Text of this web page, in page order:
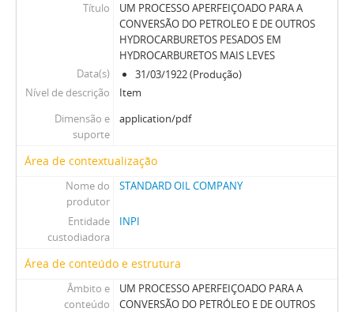
Título
UM PROCESSO APERFEIÇOADO PARA A
CONVERSÃO DO PETROLEO E DE OUTROS
HYDROCARBURETOS PESADOS EM
HYDROCARBURETOS MAIS LEVES
Data(s)
31/03/1922 (Produção)
Nível de descrição
Item
Dimensão e
suporte
application/pdf
Área de contextualização
Nome do
produtor
STANDARD OIL COMPANY
Entidade
custodiadora
INPI
Área de conteúdo e estrutura
Âmbito e
conteúdo
UM PROCESSO APERFEIÇOADO PARA A
CONVERSÃO DO PETRÓLEO E DE OUTROS